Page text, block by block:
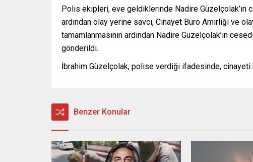
Polis ekipleri, eve geldiklerinde Nadire Güzelçolak’ın
ardından olay yerine savcı, Cinayet Büro Amirliği ve
tamamlanmasının ardından Nadire Güzelçolak’ın
gönderildi.
İbrahim Güzelçolak, polise verdiği ifadesinde,
Benzer Konular